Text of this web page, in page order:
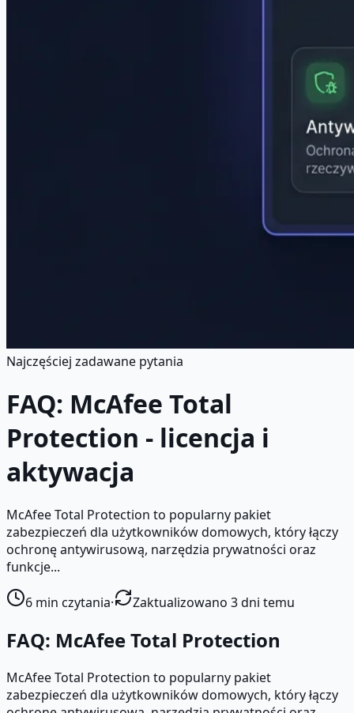
Najczęściej zadawane pytania
FAQ: McAfee Total
Protection - licencja i
aktywacja
McAfee Total Protection to popularny pakiet
zabezpieczeń dla użytkowników domowych, który łączy
ochronę antywirusową, narzędzia prywatności oraz
funkcje...
6 min czytania· Zaktualizowano 3 dni temu
FAQ: McAfee Total Protection
McAfee Total Protection to popularny pakiet
zabezpieczeń dla użytkowników domowych, który łączy